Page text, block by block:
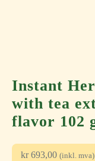
Instant
with tea
flavor 102
kr693,00 (inkl. mva)